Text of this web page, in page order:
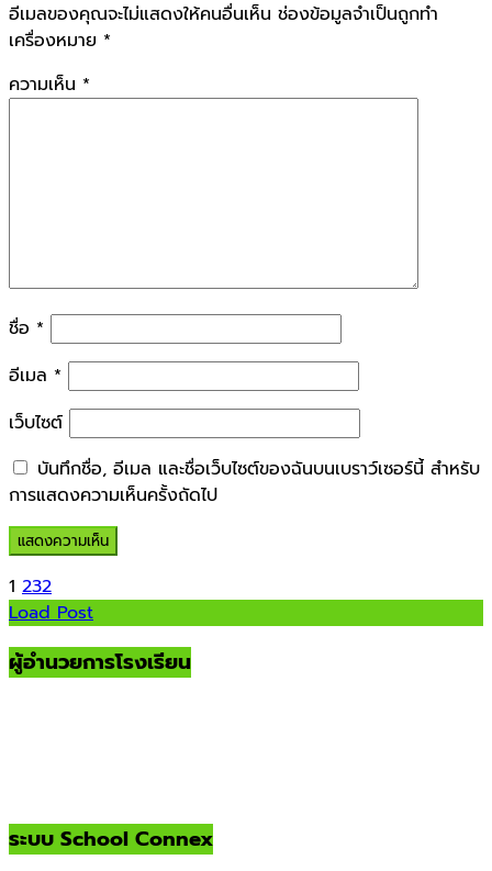
อีเมลของคุณจะไม่แสดงให้คนอื่นเห็น ช่องข้อมูลจำเป็นถูกทำ
เครื่องหมาย *
ความเห็น *
ชื่อ *
อีเมล *
เว็บไซต์
บันทึกชื่อ, อีเมล และชื่อเว็บไซต์ของฉันบนเบราว์เซอร์นี้ สำหรับ
การแสดงความเห็นครั้งถัดไป
1 232
Load Post
ผู้อำนวยการโรงเรียน
ระบบ School Connex